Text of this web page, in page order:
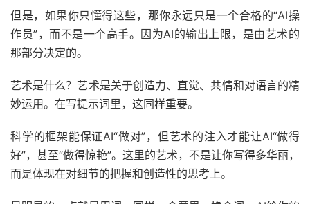
但是，如果你只懂得这些，那你永远只是一个合格的“AI操
作员”，而不是一个高手。因为AI的输出上限，是由艺术的
那部分决定的。
艺术是什么？艺术是关于创造力、直觉、共情和对语言的精
妙运用。在写提示词里，这同样重要。
科学的框架能保证AI“做对”，但艺术的注入才能让AI“做得
好”，甚至“做得惊艳”。这里的艺术，不是让你写得多华丽，
而是体现在对细节的把握和创造性的思考上。